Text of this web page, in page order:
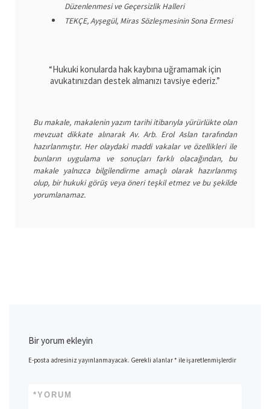
Düzenlenmesi ve Geçersizlik Halleri
TEKÇE, Ayşegül, Miras Sözleşmesinin Sona Ermesi
“Hukuki konularda hak kaybına uğramamak için
avukatınızdan destek almanızı tavsiye ederiz.”
Bu makale, makalenin yazım tarihi itibarıyla yürürlükte olan
mevzuat dikkate alınarak Av. Arb. Erol Aslan tarafından
hazırlanmıştır. Her olaydaki maddi vakalar ve özellikleri ile
bunların uygulama ve sonuçları farklı olacağından, bu
makale yalnızca bilgilendirme amaçlı olarak hazırlanmış
olup, bir hukuki görüş veya öneri teşkil etmez ve bu şekilde
yorumlanamaz.
Bir yorum ekleyin
E-posta adresiniz yayınlanmayacak. Gerekli alanlar* ile işaretlenmişlerdir
YORUM
*